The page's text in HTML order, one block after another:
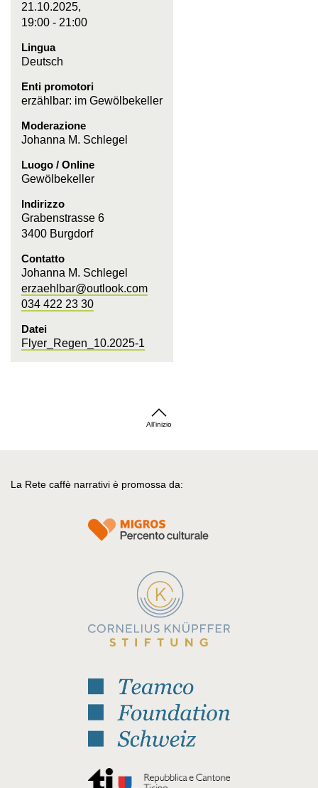
21.10.2025,
19:00 - 21:00
Lingua
Deutsch
Enti promotori
erzählbar: im Gewölbekeller
Moderazione
Johanna M. Schlegel
Luogo / Online
Gewölbekeller
Indirizzo
Grabenstrasse 6
3400 Burgdorf
Contatto
Johanna M. Schlegel
erzaehlbar@outlook.com
034 422 23 30
Datei
Flyer_Regen_10.2025-1
All'inizio
La Rete caffè narrativi è promossa da: